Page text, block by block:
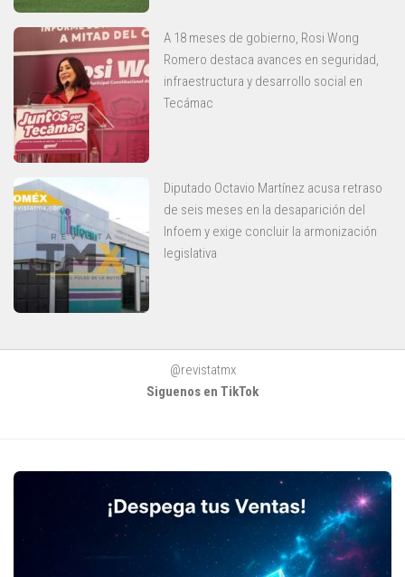
A 18 meses de gobierno, Rosi Wong
Romero destaca avances en seguridad,
infraestructura y desarrollo social en
Tecámac
Diputado Octavio Martínez acusa retraso
de seis meses en la desaparición del
Infoem y exige concluir la armonización
legislativa
@revistatmx
Siguenos en TikTok